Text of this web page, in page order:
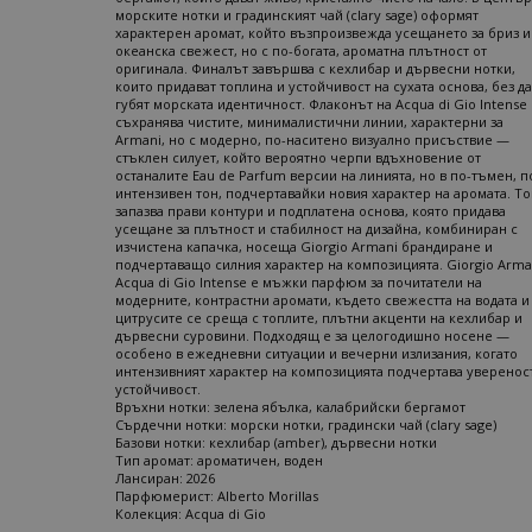
морските нотки и градинският чай (clary sage) оформят
характерен аромат, който възпроизвежда усещането за бриз и
океанска свежест, но с по-богата, ароматна плътност от
оригинала. Финалът завършва с кехлибар и дървесни нотки,
които придават топлина и устойчивост на сухата основа, без да
губят морската идентичност. Флаконът на Acqua di Gio Intense
съхранява чистите, минималистични линии, характерни за
Armani, но с модерно, по-наситено визуално присъствие —
стъклен силует, който вероятно черпи вдъхновение от
останалите Eau de Parfum версии на линията, но в по-тъмен,
интензивен тон, подчертавайки новия характер на аромата.
запазва прави контури и подплатена основа, която придава
усещане за плътност и стабилност на дизайна, комбиниран с
изчистена капачка, носеща Giorgio Armani брандиране и
подчертаващо силния характер на композицията. Giorgio
Acqua di Gio Intense е мъжки парфюм за почитатели на
модерните, контрастни аромати, където свежестта на водата и
цитрусите се среща с топлите, плътни акценти на кехлибар и
дървесни суровини. Подходящ е за целогодишно носене —
особено в ежедневни ситуации и вечерни излизания, когато
интензивният характер на композицията подчертава
устойчивост.
Връхни нотки: зелена ябълка, калабрийски бергамот
Сърдечни нотки: морски нотки, градински чай (clary sage)
Базови нотки: кехлибар (amber), дървесни нотки
Тип аромат: ароматичен, воден
Лансиран: 2026
Парфюмерист: Alberto Morillas
Колекция: Acqua di Gio